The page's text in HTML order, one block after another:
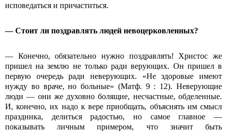
исповедаться и причаститься.
— Стоит ли поздравлять людей невоцерковленных?
— Конечно, обязательно нужно поздравлять! Христос же
пришел на землю не только ради верующих. Он пришел в
первую очередь ради неверующих. «Не здоровые имеют
нужду во враче, но больные» (Матф. 9 : 12). Неверующие
люди — они же духовно болящие, несчастные, обделенные.
И, конечно, их надо к вере приобщать, объяснять им смысл
праздника, делиться радостью, но самое главное —
показывать личным примером, что значит быть